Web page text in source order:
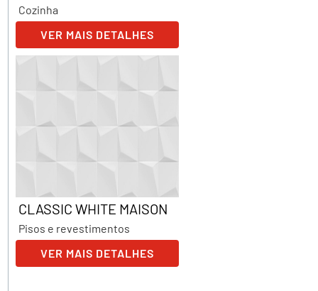
Cozinha
VER MAIS DETALHES
CLASSIC WHITE MAISON
Pisos e revestimentos
VER MAIS DETALHES